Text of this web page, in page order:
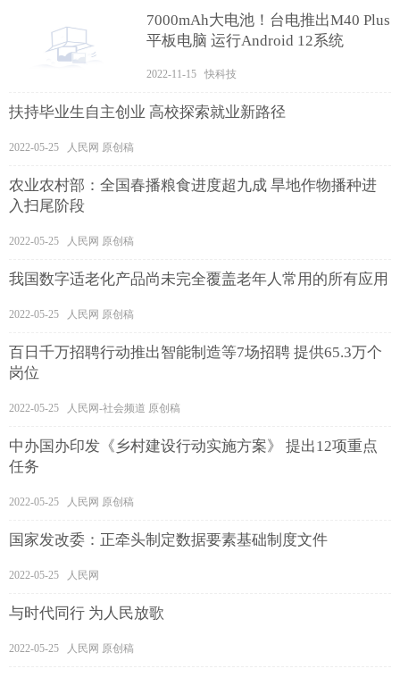
7000mAh大电池！台电推出M40 Plus
平板电脑 运行Android 12系统
2022-11-15 快科技
扶持毕业生自主创业 高校探索就业新路径
2022-05-25 人民网 原创稿
农业农村部：全国春播粮食进度超九成 旱地作物播种进
入扫尾阶段
2022-05-25 人民网 原创稿
我国数字适老化产品尚未完全覆盖老年人常用的所有应用
2022-05-25 人民网 原创稿
百日千万招聘行动推出智能制造等7场招聘 提供65.3万个
岗位
2022-05-25 人民网-社会频道 原创稿
中办国办印发《乡村建设行动实施方案》 提出12项重点
任务
2022-05-25 人民网 原创稿
国家发改委：正牵头制定数据要素基础制度文件
2022-05-25 人民网
与时代同行 为人民放歌
2022-05-25 人民网 原创稿